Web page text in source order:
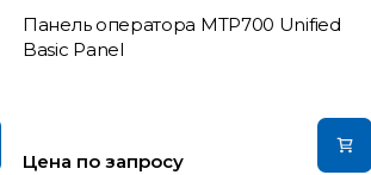
Панель оператора MTP700 Unified
Basic Panel
Цена по запросу